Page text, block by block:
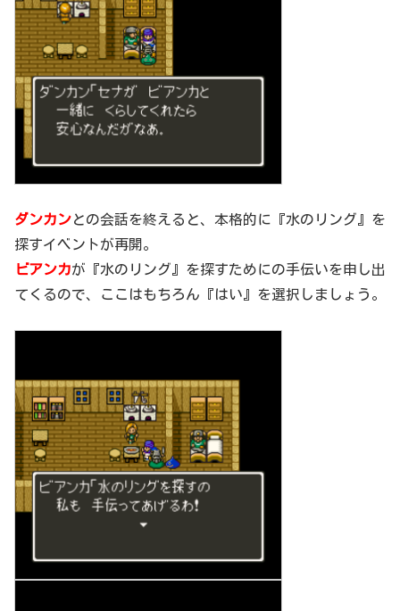
ダンカンとの会話を終えると、本格的に『水のリング』を
探すイベントが再開。
ビアンカが『水のリング』を探すためにの手伝いを申し出
てくるので、ここはもちろん『はい』を選択しましょう。